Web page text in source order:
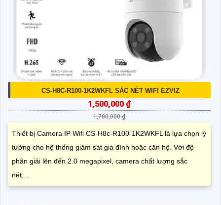
CS-H8C-R100-1K2WKFL SẮC NÉT WIFI EZVIZ
1,500,000 ₫
1,700,000 ₫
Thiết bị Camera IP Wifi CS-H8c-R100-1K2WKFL là lựa chọn lý
tưởng cho hệ thống giám sát gia đình hoặc căn hộ. Với độ
phân giải lên đến 2.0 megapixel, camera chất lượng sắc
nét,...